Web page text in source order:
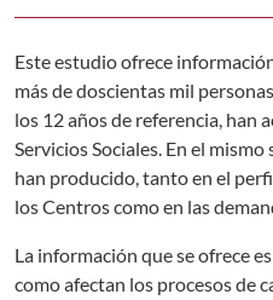
Este estudio ofrece
más de doscientas mil
los 12 años de referencia, han
Servicios Sociales. En el
han producido, tanto en el
los Centros como en las
La información que se ofrece
como afectan los procesos de